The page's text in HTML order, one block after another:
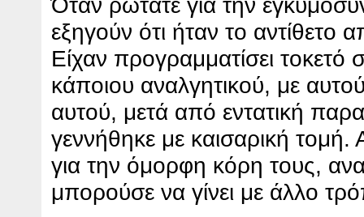
εξηγούν ότι ήταν το
Είχαν προγραμματίσει τοκετό
κάποιου αναλγητικού, με
αυτού, μετά από εντατική
γεννήθηκε με καισαρική τομή.
για την όμορφη κόρη τους,
μπορούσε να γίνει με άλλο